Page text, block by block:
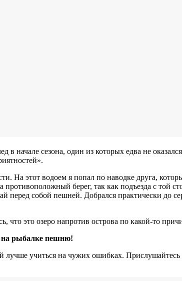
в начале сезона, один из которых едва не
На этот водоем я попал по наводке друга,
противоположный берег, так как подъезда с
перед собой пешней. Добрался практически
что это озеро напротив острова по какой-то
на рыбалке пешню!
лучше учиться на чужих ошибках.